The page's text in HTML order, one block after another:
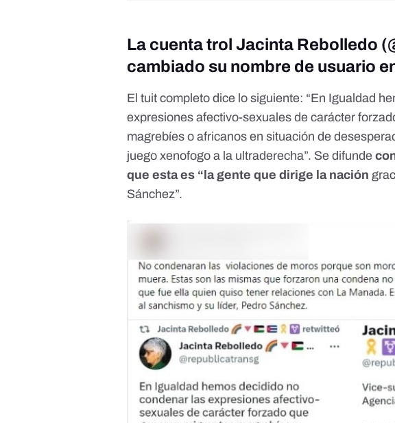
La cuenta trol Jacinta Rebolledo
cambiado su nombre de usuario
El tuit completo dice lo siguiente: “En Igualdad
expresiones afectivo-sexuales de carácter
magrebíes o africanos en situación de
juego xenofogo a la ultraderecha”. Se difunde
que esta es “la gente que dirige la nación
Sánchez”.